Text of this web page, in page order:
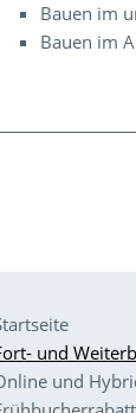
Bauen im
Bauen im
und
und